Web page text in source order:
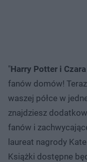
"Harry Potter i
fanów domów!
waszej półce w
znajdziesz
fanów i
laureat nagrody
Książki dostępne